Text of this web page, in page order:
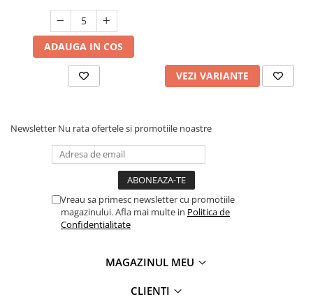
ADAUGA IN COS
VEZI VARIANTE
Newsletter Nu rata ofertele si promotiile noastre
Vreau sa primesc newsletter cu promotiile
magazinului. Afla mai multe in Politica de
Confidentialitate
MAGAZINUL MEU
CLIENTI